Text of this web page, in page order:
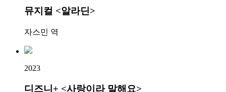
뮤지컬 <알라딘>
자스민 역
2023
디즈니+ <사랑이라 말해요>